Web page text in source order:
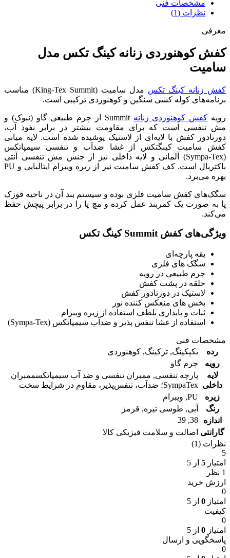
مشخصات فنی
نظرات (1)
معرفی
کفش کوهنوردی زنانه کینگ تکس مدل
سامیت
کفش زنانه کینگ تکس
مدل سامیت (King-Tex Summit) مناسب
برنامه‌های کوله کشی سنگین و کوهنوردی ترکیبی است.
رویه کفش کوهنوردی زنانه
Summit از چرم طبیعی گاو (نبوک) و
مش تنفسی است که برای مقاومت بیشتر در برابر نفوذ آب،
دورتادور کفش با لایه‌ای از لاستیک پوشیده شده است. لایه میانی
کفش سامیت کینگتکس از غشا ضدآب و تنفسی سیمپاتکس
(Sympa-Tex) آلمانی و لایه داخلی نیز از جنس مش تنفسی آنتی
باکتریال است. کف کفش سامیت نیز از زیره ویبرام ایتالیایی و PU
بهره می‌برد.
سگک‌های کفش سامیت فلزی بوده و سیستم بند آن در ناحیه قوزک
پا به صورت یک کمربند عمل کرده و مچ پا را در برابر پیچش حفظ
می‌کند.
ویژگی‌های کفش Summit کینگ تکس
یقه پارچه‌ای
سگک های فلزی
چرم طبیعی در رویه
حلقه در پشت کفش
لاستیک در دورتادور کفش
بخش های منعکس کننده نور
ثبات و پایداری بلطف استفاده از زیره ویبرام
استفاده از غشا تنفس پذیر و ضدآب سیمپاتکس (Sympa-Tex)
مشخصات فنی
رده
بکپکینگ, ترکینگ, کوهنوردی
رویه
چرم گاو
لایه
داخلی
پارچه تنفسی, ممبران تنفسی و ضد آب سیمپاتکسممبران
SympaTex؛ ضدآب، تنفس‌پذیر، مقاوم در شرایط سخت
زیره
PU
, ویبرام
رنگ
آبی, طوسی تیره, قرمز
اندازه
38
,
39
گارانتی اصالت و سلامت فیزیکی کالا
نظرات (1)
5
امتیاز 5 از 5
1 نظر
ارزش خرید
0
امتیاز 0 از 5
کیفیت
0
امتیاز 0 از 5
پاسخگویی و ارسال
0